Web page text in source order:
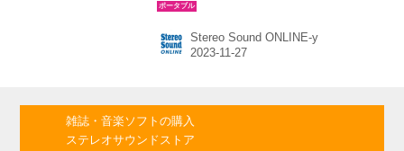
ンエイジ・ミュータント・ニンジャ・タートル
り、「Skullcandy x Turtles Push Active」
「Skullcandy x Turtles PLYR」として限定数で
ートルズ40周年を記念して行われるコラボで、
彼ら（？）を忍者タート...
Stereo Sound ONLINE-y
雑誌・音楽ソフトの購入
ステレオサウンドストア